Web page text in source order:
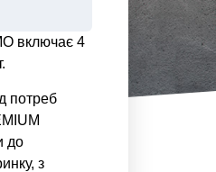
включає 4
потреб
до
з